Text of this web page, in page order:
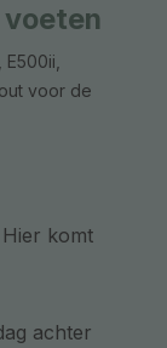
voor de
komt
achter